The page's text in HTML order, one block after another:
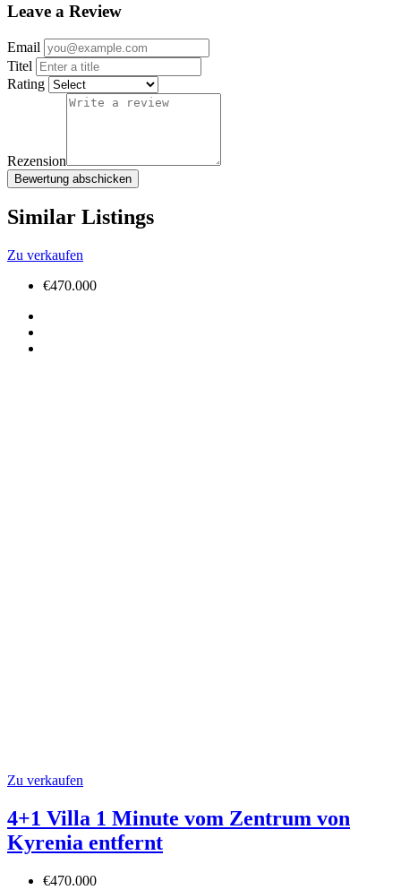
Leave a Review
Email
Titel
Rating
Rezension
Bewertung abschicken
Similar Listings
Zu verkaufen
€470.000
Zu verkaufen
4+1 Villa 1 Minute vom Zentrum von
Kyrenia entfernt
€470.000